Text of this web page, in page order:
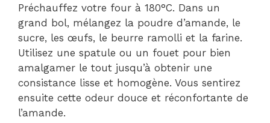
Préchauffez votre four à 180°C. Dans un
grand bol, mélangez la poudre d’amande, le
sucre, les œufs, le beurre ramolli et la farine.
Utilisez une spatule ou un fouet pour bien
amalgamer le tout jusqu’à obtenir une
consistance lisse et homogène. Vous sentirez
ensuite cette odeur douce et réconfortante de
l’amande.